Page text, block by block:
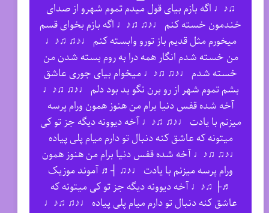
♫♪♩ اگه بازم بیای قول میدم تموم شهرو از صدای
خندمون خسته کنم ♩♪♫ ♫♪♩ اگه بازم بخوای قسم
میخورم مثل قدیم باز تورو وابسته کنم ♩♪♫ ♫♪♩
من خسته شدم انگار همه درا به روم بسته شدن من
خسته شدم ♩♪♫ ♫♪♩ میخوام بیای جوری عاشق
بشم تموم شهر از رو برن نگو بد بود دلم ♩♪♫ ♫♪♩
آخه شده قفس دنیا برام من هنوز همون ورام پرسه
میزنم با یادت ♩♪♫ ♫♪♩ آخه دیوونه دیگه جز تو کی
میتونه که عاشق کنه دنبال تو دارم میام پلی پیاده
♩♪♫ ♫♪♩ آخه شده قفس دنیا برام من هنوز همون
ورام پرسه میزنم با یادت ♩♪♫ ┤♬ آموند موزیک
♬├ ♫♪♩ آخه دیوونه دیگه جز تو کی میتونه که
عاشق کنه دنبال تو دارم میام پلی پیاده ♩♪♫ ♫♪♩